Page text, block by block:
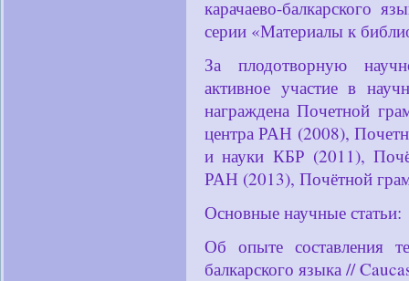
карачаево-балкарского
серии «Материалы к
За плодотворную
активное участие в
награждена Почетной
центра РАН (2008),
и науки КБР (2011),
РАН (2013), Почётной
Основные научные статьи:
Об опыте составления
балкарского языка //